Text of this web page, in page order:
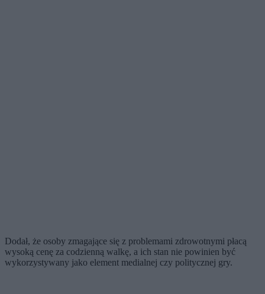
Dodał, że osoby zmagające się z problemami zdrowotnymi płacą
wysoką cenę za codzienną walkę, a ich stan nie powinien być
wykorzystywany jako element medialnej czy politycznej gry.